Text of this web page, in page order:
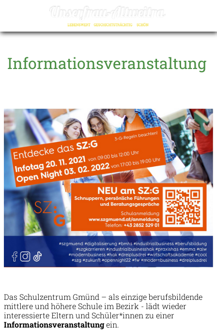
Informationsveranstaltung
Das Schulzentrum Gmünd – als einzige berufsbildende
mittlere und höhere Schule im Bezirk - lädt wieder
interessierte Eltern und Schüler*innen zu einer
Informationsveranstaltungein.